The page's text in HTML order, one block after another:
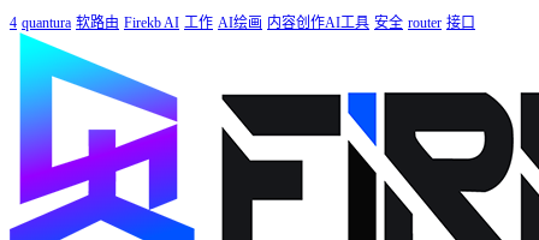
4 quantura 软路由 Firekb AI 工作 AI绘画 内容创作AI工具 安全 router 接口